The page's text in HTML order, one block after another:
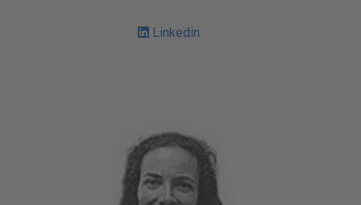
Linkedin